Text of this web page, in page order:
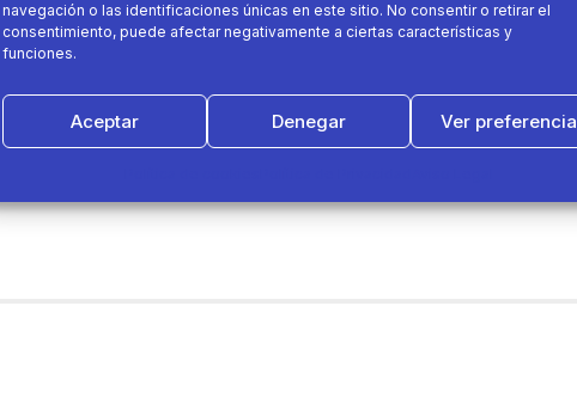
navegación o las identificaciones únicas en este sitio. No consentir o retirar el
consentimiento, puede afectar negativamente a ciertas características y
funciones.
Aceptar Denegar Ver